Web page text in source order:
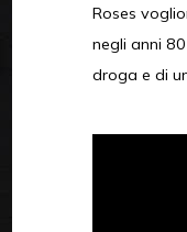
Roses
negli anni 80
droga e di